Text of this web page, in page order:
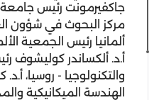
جاكفيرمونت رئيس جامعة
مركز البحوث في شؤون
ألمانيا رئيس الجمعية
أ.د. ألكساندر كوليشوف
والتكنولوجيا - روسيا،
الهندسة الميكانيكية